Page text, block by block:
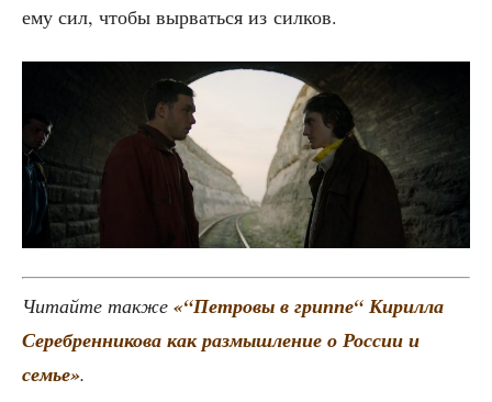
ему сил, что­бы вырвать­ся из силков.
Читай­те так­же «“Пет­ро­вы в грип­пе“ Кирил­ла
Сереб­рен­ни­ко­ва как раз­мыш­ле­ние о Рос­сии и
семье».